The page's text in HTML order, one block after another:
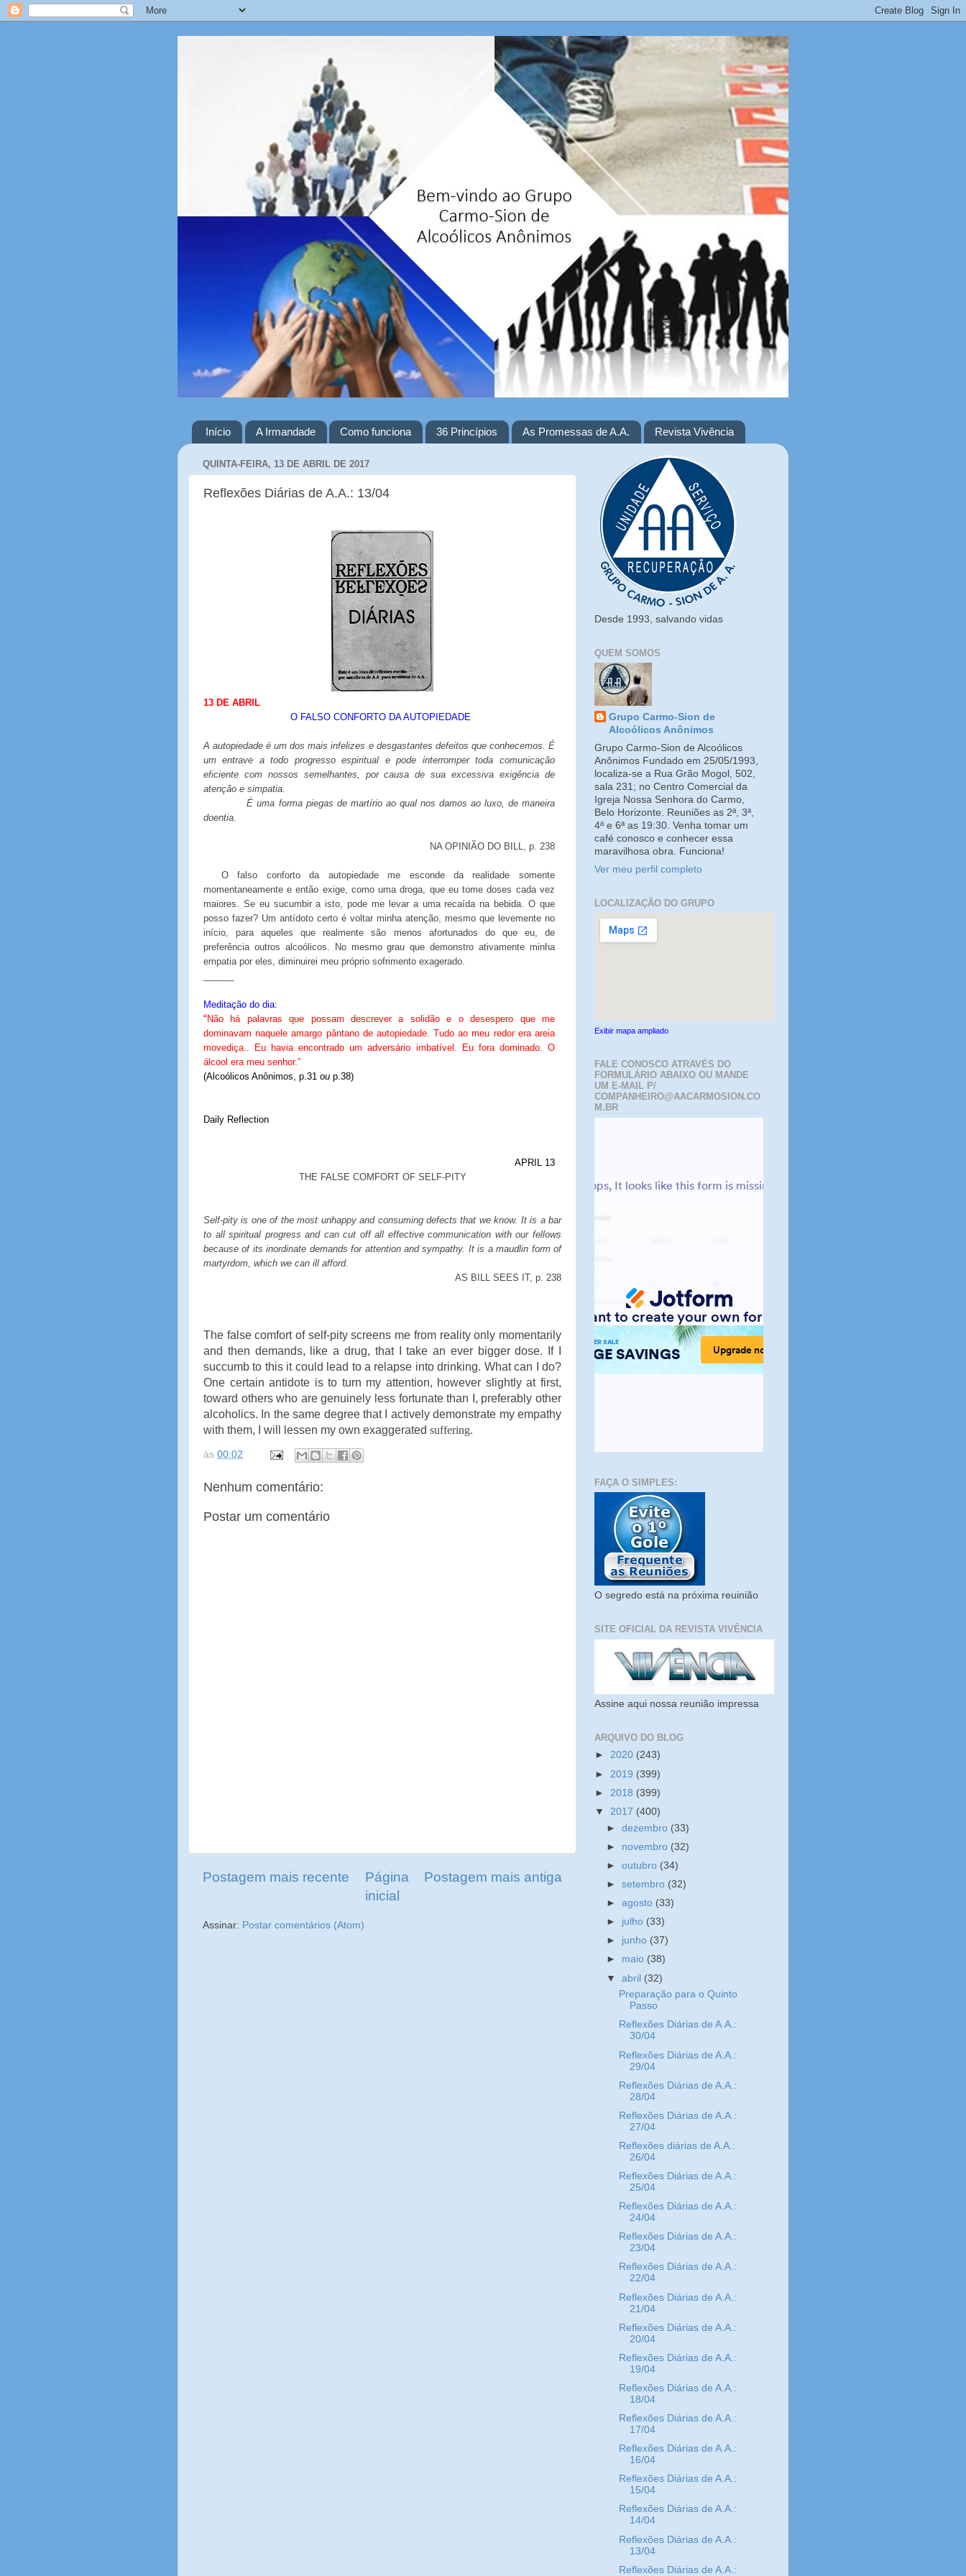
Início A Irmandade Como funciona 36 Princípios As Promessas de A.A. Revista Vivência
QUINTA-FEIRA, 13 DE ABRIL DE 2017
Reflexões Diárias de A.A.: 13/04
13 DE ABRIL
O FALSO CONFORTO DA AUTOPIEDADE
A autopiedade é um dos mais infelizes e desgastantes defeitos que conhecemos. É
um entrave a todo progresso espiritual e pode interromper toda comunicação
eficiente com nossos semelhantes, por causa de sua excessiva exigência de
atenção e simpatia.
É uma forma piegas de martírio ao qual nos damos ao luxo, de maneira
doentia.
NA OPINIÃO DO BILL, p. 238
O falso conforto da autopiedade me esconde da realidade somente
momentaneamente e então exige, como uma droga, que eu tome doses cada vez
maiores. Se eu sucumbir a isto, pode me levar a uma recaída na bebida. O que
posso fazer? Um antídoto certo é voltar minha atenção, mesmo que levemente no
início, para aqueles que realmente são menos afortunados do que eu, de
preferência outros alcoólicos. No mesmo grau que demonstro ativamente minha
empatia por eles, diminuirei meu próprio sofrimento exagerado.
Meditação do dia:
“Não há palavras que possam descrever a solidão e o desespero que me
dominavam naquele amargo pântano de autopiedade. Tudo ao meu redor era areia
movediça.. Eu havia encontrado um adversário imbatível. Eu fora dominado. O
álcool era meu senhor.”
(Alcoólicos Anônimos, p.31 ou p.38)
Daily Reflection
APRIL 13
THE FALSE COMFORT OF SELF-PITY
Self-pity is one of the most unhappy and consuming defects that we know. It is a bar
to all spiritual progress and can cut off all effective communication with our fellows
because of its inordinate demands for attention and sympathy. It is a maudlin form of
martyrdom, which we can ill afford.
AS BILL SEES IT, p. 238
The false comfort of self-pity screens me from reality only momentarily
and then demands, like a drug, that I take an ever bigger dose. If I
succumb to this it could lead to a relapse into drinking. What can I do?
One certain antidote is to turn my attention, however slightly at first,
toward others who are genuinely less fortunate than I, preferably other
alcoholics. In the same degree that I actively demonstrate my empathy
with them, I will lessen my own exaggerated suffering.
às 00:02
Nenhum comentário:
Postar um comentário
Postagem mais recente Postagem mais antiga
Página
inicial
Assinar: Postar comentários (Atom)
Desde 1993, salvando vidas
QUEM SOMOS
Grupo Carmo-Sion de
Alcoólicos Anônimos
Grupo Carmo-Sion de Alcoólicos
Anônimos Fundado em 25/05/1993,
localiza-se a Rua Grão Mogol, 502,
sala 231; no Centro Comercial da
Igreja Nossa Senhora do Carmo,
Belo Horizonte. Reuniões as 2ª, 3ª,
4ª e 6ª as 19:30. Venha tomar um
café conosco e conhecer essa
maravilhosa obra. Funciona!
Ver meu perfil completo
LOCALIZAÇÃO DO GRUPO
Exibir mapa ampliado
FALE CONOSCO ATRAVÉS DO
FORMULÁRIO ABAIXO OU MANDE
UM E-MAIL P/
COMPANHEIRO@AACARMOSION.CO
M.BR
FAÇA O SIMPLES:
O segredo está na próxima reuinião
SITE OFICIAL DA REVISTA VIVÊNCIA
Assine aqui nossa reunião impressa
ARQUIVO DO BLOG
► 2020 (243)
► 2019 (399)
► 2018 (399)
▼ 2017 (400)
►dezembro (33)
► novembro (32)
►outubro (34)
►setembro (32)
►agosto (33)
► julho (33)
► junho (37)
► maio (38)
▼abril (32)
Preparação para o Quinto
Passo
Reflexões Diárias de A.A.:
30/04
Reflexões Diárias de A.A.:
29/04
Reflexões Diárias de A.A.:
28/04
Reflexões Diárias de A.A.:
27/04
Reflexões diárias de A.A.:
26/04
Reflexões Diárias de A.A.:
25/04
Reflexões Diárias de A.A.:
24/04
Reflexões Diárias de A.A.:
23/04
Reflexões Diárias de A.A.:
22/04
Reflexões Diárias de A.A.:
21/04
Reflexões Diárias de A.A.:
20/04
Reflexões Diárias de A.A.:
19/04
Reflexões Diárias de A.A.:
18/04
Reflexões Diárias de A.A.:
17/04
Reflexões Diárias de A.A.:
16/04
Reflexões Diárias de A.A.:
15/04
Reflexões Diárias de A.A.:
14/04
Reflexões Diárias de A.A.:
13/04
Reflexões Diárias de A.A.: